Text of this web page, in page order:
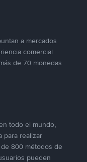
a mercados
comercial
de 70 monedas
todo el mundo,
para realizar
800 métodos de
pueden